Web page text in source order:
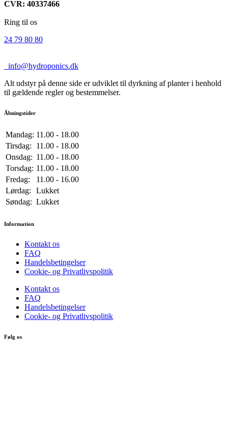
CVR: 40337466
Ring til os
24 79 80 80
info@hydroponics.dk
Alt udstyr på denne side er udviklet til dyrkning af planter i henhold
til gældende regler og bestemmelser.
Åbningstider
Mandag: 11.00 - 18.00
Tirsdag:
11.00 - 18.00
Onsdag: 11.00 - 18.00
Torsdag: 11.00 - 18.00
Fredag:
11.00 - 16.00
Lørdag:
Lukket
Søndag: Lukket
Information
Kontakt os
FAQ
Handelsbetingelser
Cookie- og Privatlivspolitik
Kontakt os
FAQ
Handelsbetingelser
Cookie- og Privatlivspolitik
Følg os